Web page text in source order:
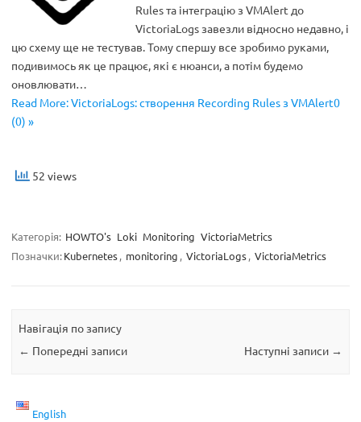
Rules та інтеграцію з VMAlert до
VictoriaLogs завезли відносно недавно, і
цю схему ще не тестував. Тому спершу все зробимо руками,
подивимось як це працює, які є нюанси, а потім будемо
оновлювати…
Read More: VictoriaLogs: створення Recording Rules з VMAlert0
(0) »
52 views
Категорія: HOWTO's Loki Monitoring VictoriaMetrics
Позначки:Kubernetes, monitoring , VictoriaLogs, VictoriaMetrics
Навігація по запису
← Попередні записи Наступні записи →
English